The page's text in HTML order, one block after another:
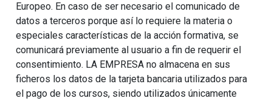
Europeo. En caso de ser necesario el comunicado de
datos a terceros porque así lo requiere la materia o
especiales características de la acción formativa, se
comunicará previamente al usuario a fin de requerir el
consentimiento. LA EMPRESA no almacena en sus
ficheros los datos de la tarjeta bancaria utilizados para
el pago de los cursos, siendo utilizados únicamente